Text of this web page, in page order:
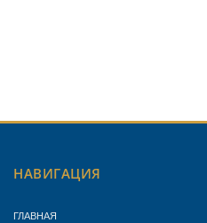
НАВИГАЦИЯ
ГЛАВНАЯ